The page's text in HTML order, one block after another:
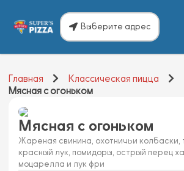
Выберите адрес
Главная
Классическая пицца
Мясная с огоньком
Мясная с огоньком
Жареная свинина, охотничьи колбаски,
красный лук, помидоры, острый перец
моцарелла и лук фри